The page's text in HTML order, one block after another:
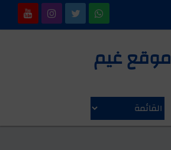
موقع غيم